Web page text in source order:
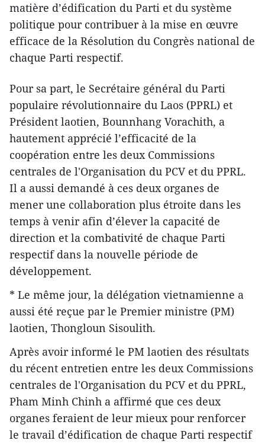
matière d’édification du Parti et du système
politique pour contribuer à la mise en œuvre
efficace de la Résolution du Congrès national de
chaque Parti respectif.
Pour sa part, le Secrétaire général du Parti
populaire révolutionnaire du Laos (PPRL) et
Président laotien, Bounnhang Vorachith, a
hautement apprécié l’efficacité de la
coopération entre les deux Commissions
centrales de l'Organisation du PCV et du PPRL.
Il a aussi demandé à ces deux organes de
mener une collaboration plus étroite dans les
temps à venir afin d’élever la capacité de
direction et la combativité de chaque Parti
respectif dans la nouvelle période de
développement.
* Le même jour, la délégation vietnamienne a
aussi été reçue par le Premier ministre (PM)
laotien, Thongloun Sisoulith.
Après avoir informé le PM laotien des résultats
du récent entretien entre les deux Commissions
centrales de l'Organisation du PCV et du PPRL,
Pham Minh Chinh a affirmé que ces deux
organes feraient de leur mieux pour renforcer
le travail d’édification de chaque Parti respectif